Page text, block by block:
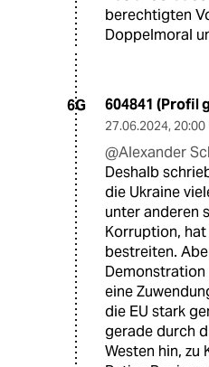
berechtigten
Doppelmoral
6G 604841 (Profil
27.06.2024, 20:00
@Alexander
Deshalb
die Ukraine
unter anderen
Korruption,
bestreiten.
eine
die EU stark
gerade durch
Westen hin, zu